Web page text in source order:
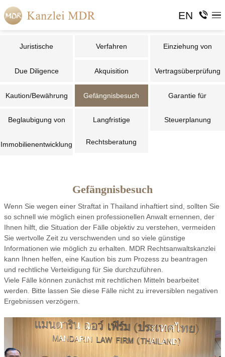
EN
Juristische
Dienstleistungen
Verfahren Einziehung von
Forderungen
Due Diligence Akquisition Vertragsüberprüfung
Kaution/Bewährung Gefängnisbesuch Garantie für
Gefangene
Beglaubigung von
Dokumenten
Langfristige
Rechtsberatung
Steuerplanung
Immobilienentwicklung
Gefängnisbesuch
Wenn Sie wegen einer Straftat in Thailand inhaftiert sind, sollten Sie
so schnell wie möglich einen professionellen Anwalt ernennen, der
Ihnen hilft, die Situation der Fälle objektiv zu verstehen, vermeiden
Sie wertvolle Zeit zu verschwenden und so viele günstige
Informationen wie möglich zu erhalten. MDR Rechtsanwaltskanzlei
kann Ihnen helfen, eine Kaution bis zum Prozess zu beantragen
und rechtliche Verteidigung für Sie durchzuführen.
Viele Fälle können zunächst mit rechtlichen Mitteln bearbeitet
werden. Bitte lassen Sie diese Fälle nicht zu irreversiblen negativen
Ergebnissen verzögern.